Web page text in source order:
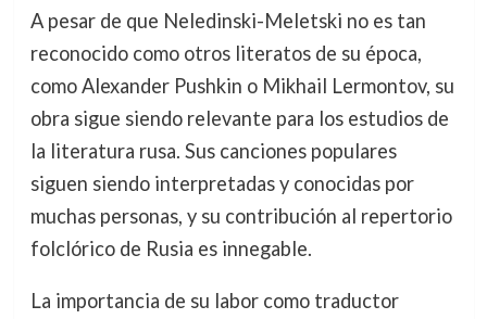
A pesar de que Neledinski-Meletski no es tan
reconocido como otros literatos de su época,
como Alexander Pushkin o Mikhail Lermontov, su
obra sigue siendo relevante para los estudios de
la literatura rusa. Sus canciones populares
siguen siendo interpretadas y conocidas por
muchas personas, y su contribución al repertorio
folclórico de Rusia es innegable.
La importancia de su labor como traductor